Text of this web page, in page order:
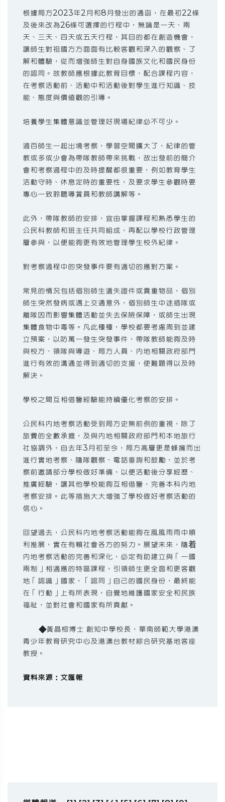
根據局方2023年2月和8月發出的通函，在最初22條
及後來改為26條可選擇的行程中，無論是一天、兩
天、三天、四天或五天行程，其目的都在創造機會，
讓師生對祖國方方面面有比較客觀和深入的觀察、了
解和體驗，從而增強師生對自身國族文化和國民身份
的認同。故教師應根據此教育目標，配合課程內容，
在考察活動前、活動中和活動後對學生進行知識、技
能、態度與價值觀的引導。
培養學生集體意識並管理好現場紀律必不可少。
過百師生一起出境考察，學習空間擴大了，紀律的管
教或多或少會為帶隊教師帶來挑戰，故出發前的簡介
會和考察過程中的及時提醒都很重要，例如教育學生
活動守時、休息定時的重要性，及要求學生參觀時要
專心一致聆聽導賞員和教師講解等。
此外，帶隊教師的安排，宜由掌握課程和熟悉學生的
公民科教師和班主任共同組成，再配以學校行政管理
層參與，以便能夠更有效地管理學生校外紀律。
對考察過程中的突發事件要有適切的應對方案。
常見的情況包括個別師生遺失證件或貴重物品，個別
師生突然發病或遇上交通意外，個別師生中途插隊或
離隊因而影響集體活動並失去保險保障，或師生出現
集體食物中毒等。凡此種種，學校都要考慮周到並建
立預案，以防萬一發生突發事件，帶隊教師能夠及時
與校方、領隊與導遊、局方人員、內地相關政府部門
進行有效的溝通並得到適切的支援，使難題得以及時
解決。
學校之間互相借鑒經驗能持續優化考察的安排。
公民科內地考察活動受到局方史無前例的重視，除了
旅費的全數承擔，及與內地相關政府部門和本地旅行
社協調外，自去年3月初至今，局方高層更是蜂擁而出
進行實地考察、隨隊觀察、電話垂詢和鼓勵，並於考
察前邀請部分學校做好準備，以便活動後分享經歷、
推廣經驗，讓其他學校能夠互相借鑒，完善本科內地
考察安排。此等措施大大增強了學校做好考察活動的
信心。
回望過去，公民科內地考察活動能夠在風風雨雨中順
利推展，實在有賴社會各方的努力。展望未來，隨着
內地考察活動的完善和深化，必定有助建立與「一國
兩制」相適應的特區課程，引領師生更全面和更客觀
地「認識」國家，「認同」自己的國民身份，最終能
在「行動」上有所表現，自覺地維護國家安全和民族
福祉，並對社會和國家有所貢獻。
◆黃晶榕博士 創知中學校長，華南師範大學港澳
青少年教育研究中心及港澳台教材綜合研究基地客座
教授。
資料來源：文匯報